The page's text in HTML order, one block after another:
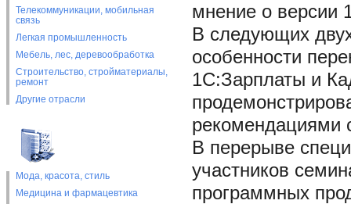
Телекоммуникации, мобильная
связь
Легкая промышленность
Мебель, лес, деревообработка
Строительство, стройматериалы,
ремонт
Другие отрасли
Мода, красота, стиль
Медицина и фармацевтика
мнение о версии
В следующих
особенности
1С:Зарплаты и
рекомендациями
В перерыве
участников
программных